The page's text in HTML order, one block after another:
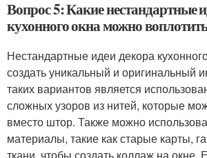
Вопрос 5: Какие нестандартные
кухонного окна можно воплотить
Нестандартные идеи декора
создать уникальный и оригинальный
таких вариантов является
сложных узоров из нитей, которые
вместо штор. Также можно
материалы, такие как старые карты,